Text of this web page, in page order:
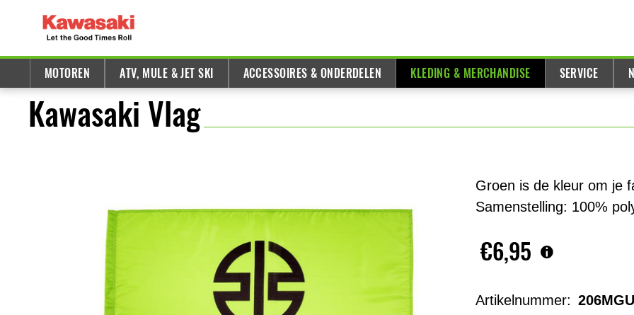
MOTOREN ATV, MULE & JET SKI ACCESSOIRES & ONDERDELEN KLEDING & MERCHANDISE SERVICE
Kawasaki Vlag
Groen is de kleur om je
Samenstelling: 100%
€6,95
Artikelnummer: